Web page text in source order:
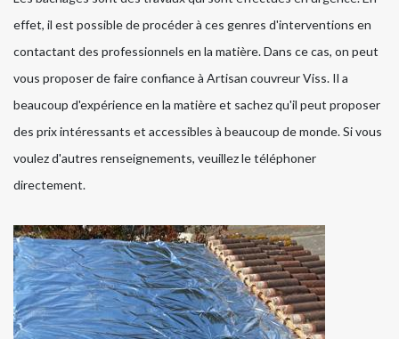
effet, il est possible de procéder à ces genres d'interventions en
contactant des professionnels en la matière. Dans ce cas, on peut
vous proposer de faire confiance à Artisan couvreur Viss. Il a
beaucoup d'expérience en la matière et sachez qu'il peut proposer
des prix intéressants et accessibles à beaucoup de monde. Si vous
voulez d'autres renseignements, veuillez le téléphoner
directement.